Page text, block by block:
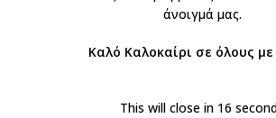
άνοιγμά μας.
Καλό Καλοκαίρι σε όλους με
This will close in 16